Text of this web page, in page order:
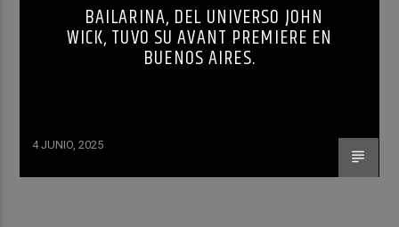
BAILARINA, DEL UNIVERSO JOHN
WICK, TUVO SU AVANT PREMIERE EN
BUENOS AIRES.
4 JUNIO, 2025